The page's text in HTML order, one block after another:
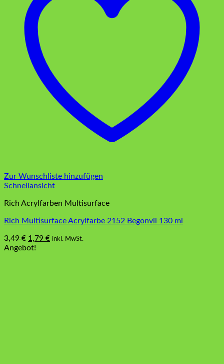
Zur Wunschliste hinzufügen
Schnellansicht
Rich Acrylfarben Multisurface
Rich Multisurface Acrylfarbe 2152 Begonvil 130 ml
3,49€ Ursprünglicher
Preis
1,79 €Aktueller
inkl. MwSt.
Angebot!